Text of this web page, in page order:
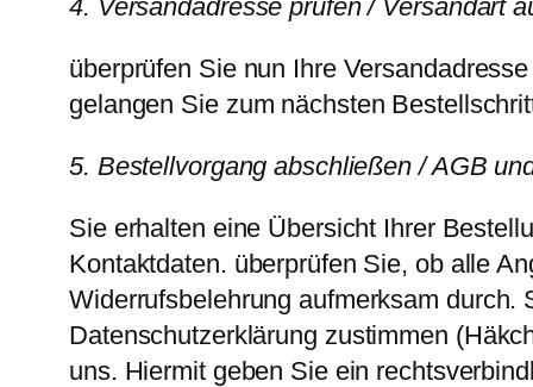
4. Versandadresse prüfen / Versandart
überprüfen Sie nun Ihre
gelangen Sie zum nächsten
5. Bestellvorgang abschließen / AGB
Sie erhalten eine Übersicht Ihrer
Kontaktdaten. überprüfen Sie, ob alle
Widerrufsbelehrung aufmerksam
Datenschutzerklärung zustimmen
uns. Hiermit geben Sie ein